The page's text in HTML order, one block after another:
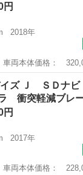
円
2018年
イズ ■ グレード
Ｖ 衝突被害軽減シ
イズ Ｊ ＳＤナ
衝突軽減ブレ
円
2017年